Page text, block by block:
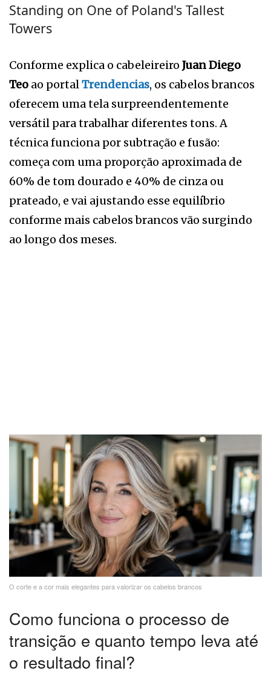
Standing on One of Poland's Tallest
Towers
Conforme explica o cabeleireiro Juan Diego
Teo ao portal Trendencias, os cabelos brancos
oferecem uma tela surpreendentemente
versátil para trabalhar diferentes tons. A
técnica funciona por subtração e fusão:
começa com uma proporção aproximada de
60% de tom dourado e 40% de cinza ou
prateado, e vai ajustando esse equilíbrio
conforme mais cabelos brancos vão surgindo
ao longo dos meses.
O corte e a cor mais elegantes para valorizar os cabelos brancos
Como funciona o processo de
transição e quanto tempo leva até
o resultado final?